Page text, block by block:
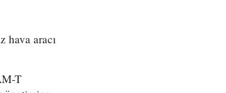
hava aracı
T